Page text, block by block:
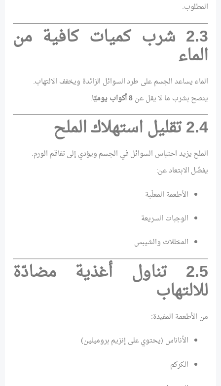
المطلوب.
2.3 شرب كميات كافية من
الماء
الماء يساعد الجسم على طرد السوائل الزائدة ويخفف الالتهاب.
ينصح بشرب ما لا يقل عن8 أكواب يوميًا .
2.4 تقليل استهلاك الملح
الملح يزيد احتباس السوائل في الجسم ويؤدي إلى تفاقم الورم.
يفضّل الابتعاد عن:
الأطعمة المعلّبة
الوجبات السريعة
المخللات والشيبس
2.5 تناول أغذية مضادّة
للالتهاب
من الأطعمة المفيدة:
الأناناس (يحتوي على إنزيم بروميلين)
الكركم